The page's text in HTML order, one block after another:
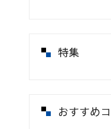
特集
おすすめ